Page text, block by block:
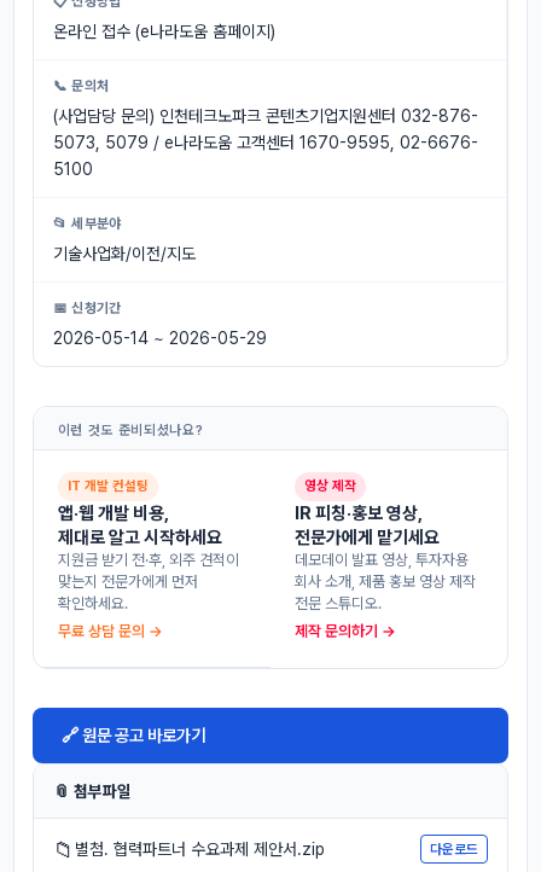
온라인 접수 (e나라도움 홈페이지)
📞 문의처
(사업담당 문의) 인천테크노파크 콘텐츠기업지원센터 032-876-
5073, 5079 / e나라도움 고객센터 1670-9595, 02-6676-
5100
📂 세부분야
기술사업화/이전/지도
📅 신청기간
2026-05-14 ~ 2026-05-29
이런 것도 준비되셨나요?
IT 개발 컨설팅
앱·웹 개발 비용,
제대로 알고 시작하세요
지원금 받기 전·후, 외주 견적이
맞는지 전문가에게 먼저
확인하세요.
무료 상담 문의 →
영상 제작
IR 피칭·홍보 영상,
전문가에게 맡기세요
데모데이 발표 영상, 투자자용
회사 소개, 제품 홍보 영상 제작
전문 스튜디오.
제작 문의하기 →
🔗 원문 공고 바로가기
📎 첨부파일
📁 별첨. 협력파트너 수요과제 제안서.zip 다운로드